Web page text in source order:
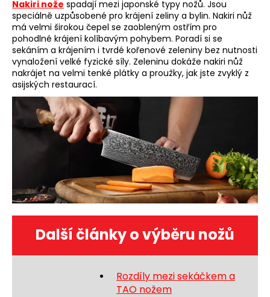
Nakiri nože spadají mezi japonské typy nožů. Jsou
speciálně uzpůsobené pro krájení zeliny a bylin. Nakiri nůž
má velmi širokou čepel se zaobleným ostřím pro
pohodlné krájení kolíbavým pohybem. Poradí si se
sekáním a krájením i tvrdé kořenové zeleniny bez nutnosti
vynaložení velké fyzické síly. Zeleninu dokáže nakiri nůž
nakrájet na velmi tenké plátky a proužky, jak jste zvyklý z
asijských restaurací.
Další články o výběru nožů
Rozdíly mezi sekáčkem a
TAO nožem